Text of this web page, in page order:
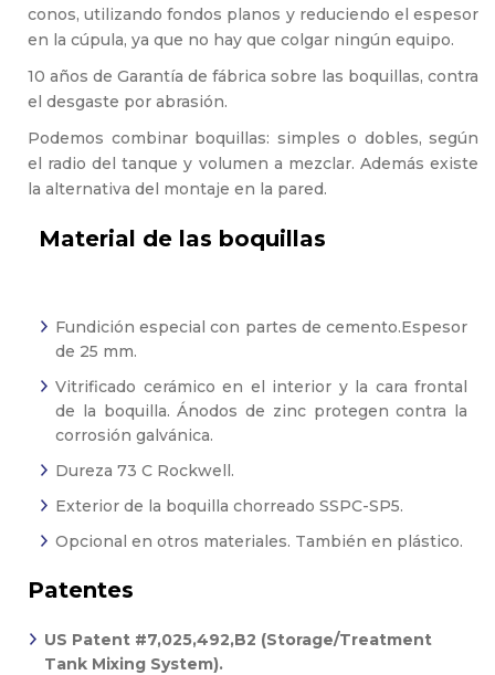
conos, utilizando fondos planos y reduciendo el espesor
en la cúpula, ya que no hay que colgar ningún equipo.
10 años de Garantía de fábrica sobre las boquillas, contra
el desgaste por abrasión.
Podemos combinar boquillas: simples o dobles, según
el radio del tanque y volumen a mezclar. Además existe
la alternativa del montaje en la pared.
Material de las boquillas
Fundición especial con partes de cemento.Espesor
de 25 mm.
Vitrificado cerámico en el interior y la cara frontal
de la boquilla. Ánodos de zinc protegen contra la
corrosión galvánica.
Dureza 73 C Rockwell.
Exterior de la boquilla chorreado SSPC-SP5.
Opcional en otros materiales. También en plástico.
Patentes
US Patent #7,025,492,B2 (Storage/Treatment
Tank Mixing System).